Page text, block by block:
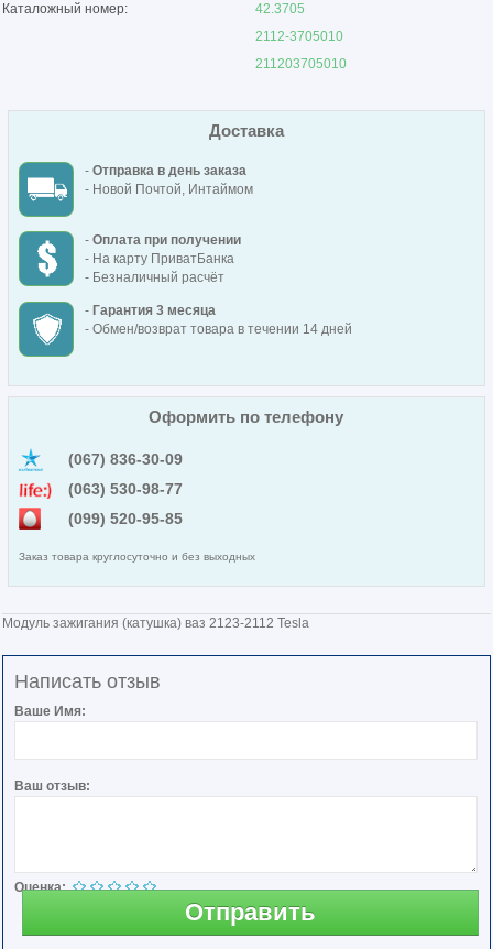
Каталожный номер:
42.3705
2112-3705010
211203705010
Доставка
- Отправка в день заказа
- Новой Почтой, Интаймом
- Оплата при получении
- На карту ПриватБанка
- Безналичный расчёт
- Гарантия 3 месяца
- Обмен/возврат товара в течении 14 дней
Оформить по телефону
(067) 836-30-09
(063) 530-98-77
(099) 520-95-85
Заказ товара круглосуточно и без выходных
Модуль зажигания (катушка) ваз 2123-2112 Tesla
Написать отзыв
Ваше Имя:
Ваш отзыв:
Оценка:
Отправить